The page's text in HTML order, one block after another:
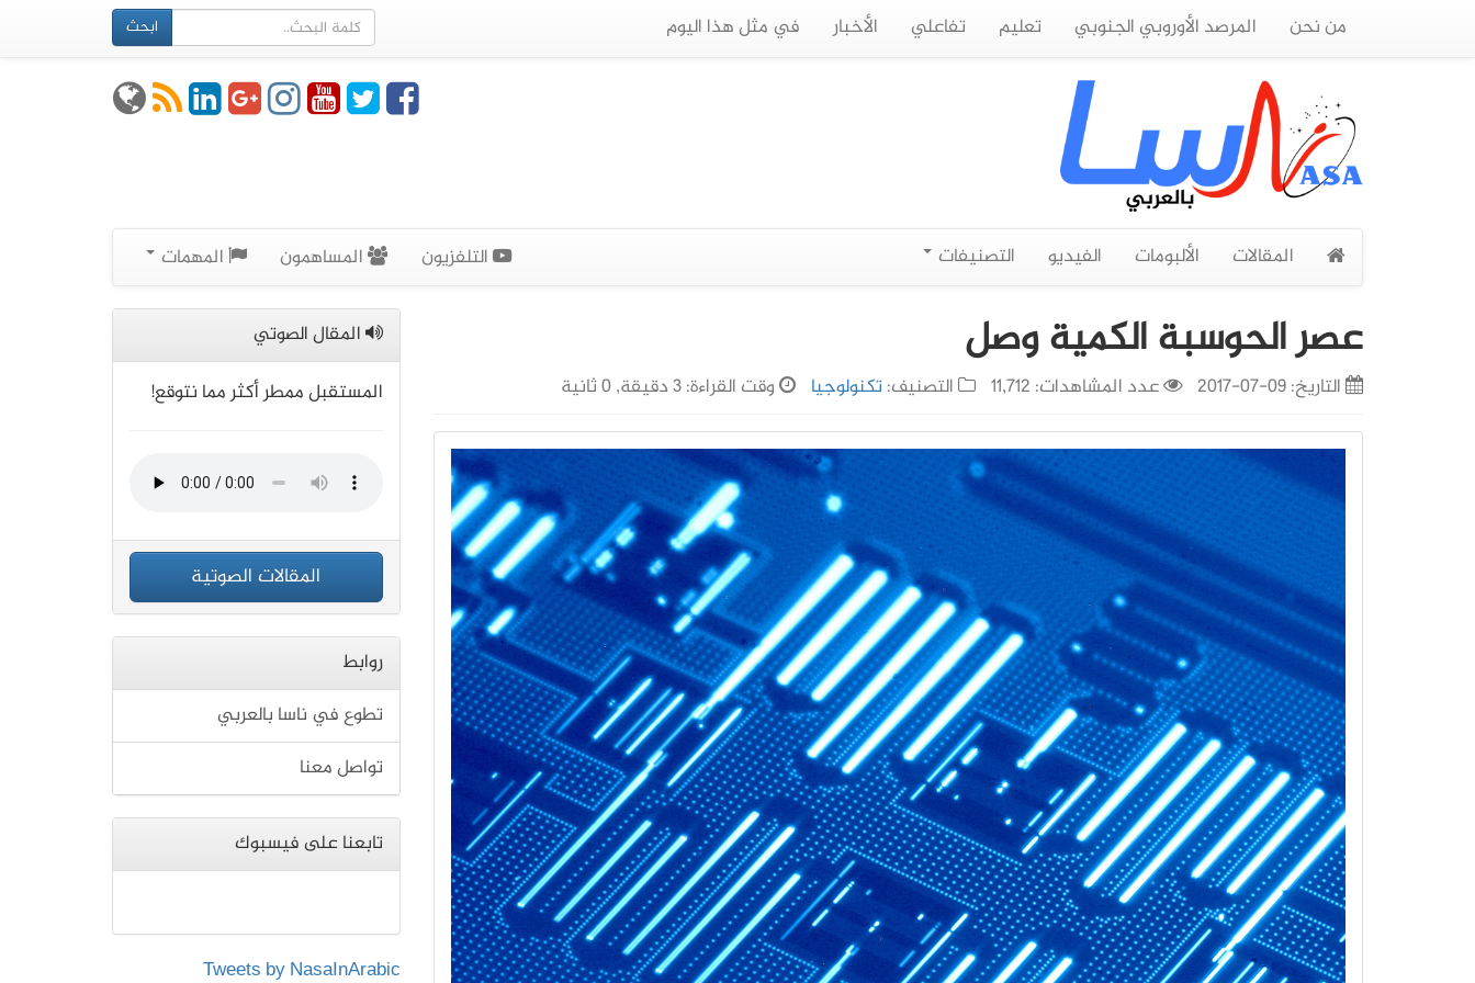
من نحن المرصد الأوروبي الجنوبي تعليم تفاعلي الأخبار في مثل هذا اليوم ابحث
المقالات الألبومات الفيديو التصنيفات التلفزيون المساهمون المهمات
عصر الحوسبة الكمية وصل
التاريخ:09-07-2017 عدد المشاهدات: 11,712 التصنيف:تكنولوجيا وقت القراءة: 3 دقيقة, 0 ثانية
المقال الصوتي
المستقبل ممطر أكثر مما نتوقع!
المقالات الصوتية
روابط
تطوع في ناسا بالعربي
تواصل معنا
تابعنا على فيسبوك
Tweets by NasaInArabic